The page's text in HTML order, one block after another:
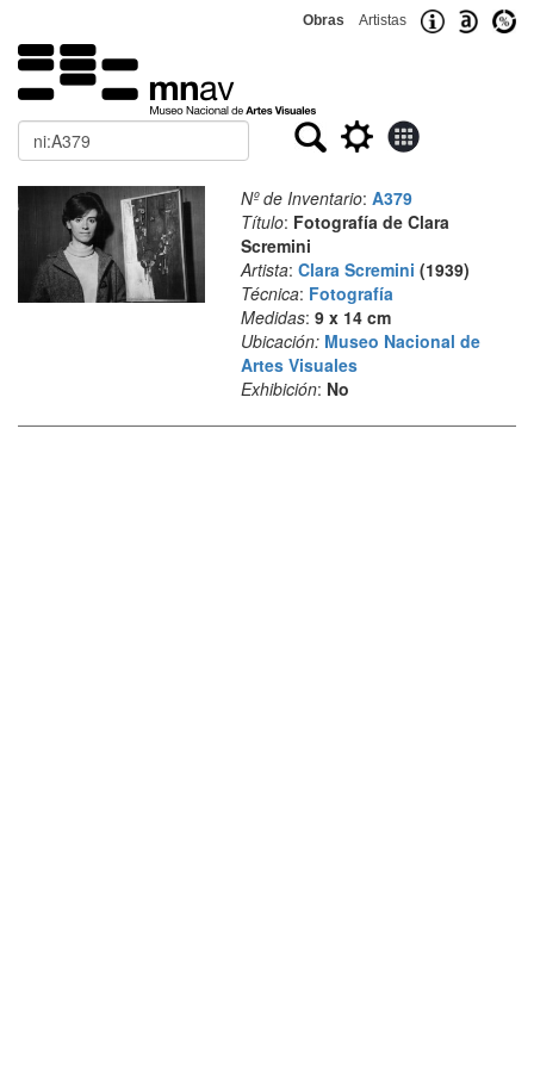
Obras Artistas
Buscar
Nº de Inventario: A379
Título: Fotografía de Clara
Scremini
Artista: Clara Scremini (1939)
Técnica: Fotografía
Medidas: 9 x 14 cm
Ubicación: Museo Nacional de
Artes Visuales
Exhibición: No